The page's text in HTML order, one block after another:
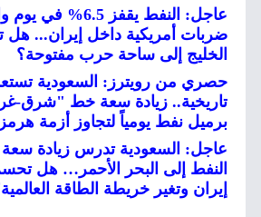
عاجل: النفط يقفز
ضربات أمريكية داخل إيران... هل
الخليج إلى ساحة حرب مفتوحة؟
حصري من رويترز: السعودية
برميل نفط يومياً لتجاوز أزمة
عاجل: السعودية تدرس زيادة سعة
النفط إلى البحر الأحمر… هل
إيران وتغير خريطة الطاقة